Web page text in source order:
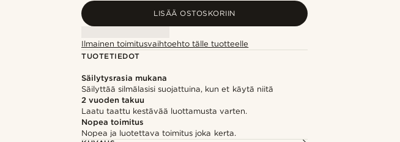
LISÄÄ OSTOSKORIIN
Ilmainen toimitusvaihtoehto tälle tuotteelle
TUOTETIEDOT
Säilytysrasia mukana
Säilyttää silmälasisi suojattuina, kun et käytä niitä
2 vuoden takuu
Laatu taattu kestävää luottamusta varten.
Nopea toimitus
Nopea ja luotettava toimitus joka kerta.